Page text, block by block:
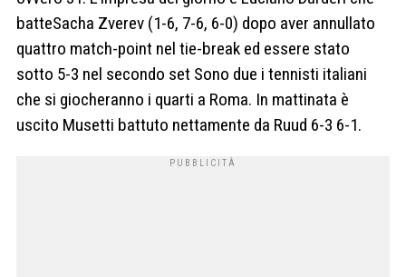
batteSacha Zverev (1-6, 7-6, 6-0) dopo aver annullato
quattro match-point nel tie-break ed essere stato
sotto 5-3 nel secondo set Sono due i tennisti italiani
che si giocheranno i quarti a Roma. In mattinata è
uscito Musetti battuto nettamente da Ruud 6-3 6-1.